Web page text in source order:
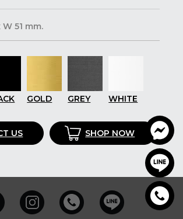
W 51 mm.
GOLD GREY WHITE
US SHOP NOW